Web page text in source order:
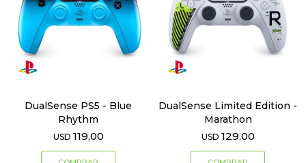
DualSense PS5 - Blue
Rhythm
USD 119,00
DualSense Limited Edition -
Marathon
USD 129,00